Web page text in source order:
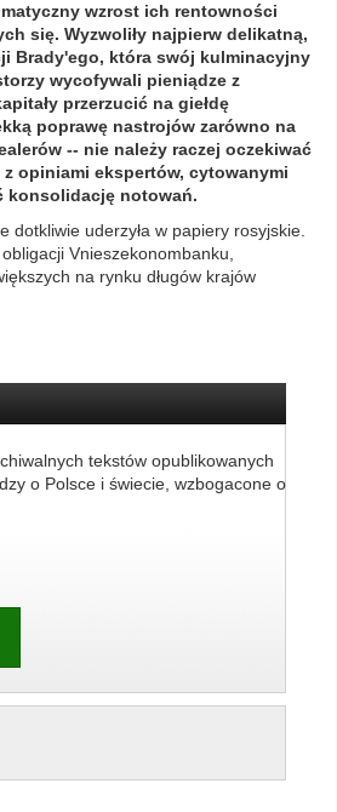
wzrost ich rentowności
się. Wyzwoliły najpierw delikatną,
Brady'ego, która swój kulminacyjny
wycofywali pieniądze z
przerzucić na giełdę
poprawę nastrojów zarówno na
-- nie należy raczej oczekiwać
opiniami ekspertów, cytowanymi
konsolidację notowań.
uderzyła w papiery rosyjskie.
Vnieszekonombanku,
na rynku długów krajów
tekstów opublikowanych
o Polsce i świecie, wzbogacone o